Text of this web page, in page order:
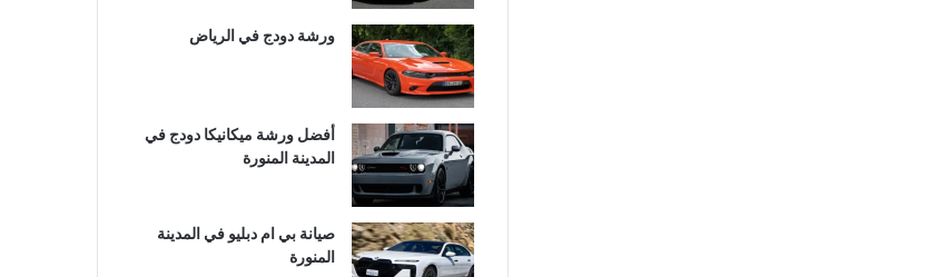
ورشة دودج في الرياض
أفضل ورشة ميكانيكا دودج في
المدينة المنورة
صيانة بي ام دبليو في المدينة
المنورة